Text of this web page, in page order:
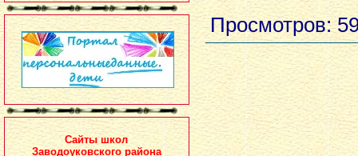
Сайты школ
Заводоуковского района
Просмотров: